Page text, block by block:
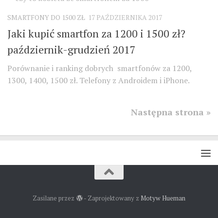
SMARTFONY DO 1500 ZŁ 17 PAŹDZIERNIKA 2017
Jaki kupić smartfon za 1200 i 1500 zł?
październik-grudzień 2017
Porównanie i ranking dobrych smartfonów za 1200,
1300, 1400, 1500 zł. Telefony z Androidem i iPhone.
Następna strona »
Zasilane przez - Zaprojektowany z Motyw Hueman